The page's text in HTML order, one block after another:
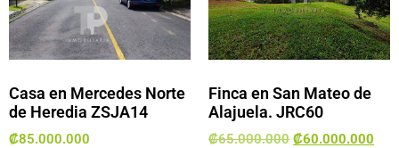
Casa en Mercedes Norte
de Heredia ZSJA14
₡85.000.000
Finca en San Mateo de
Alajuela. JRC60
₡65.000.000 ₡60.000.000